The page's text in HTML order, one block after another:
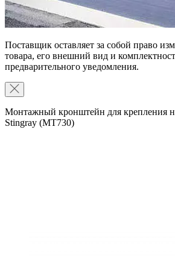
Поставщик оставляет за собой право
товара, его внешний вид и
предварительного уведомления.
Монтажный кронштейн для крепления
Stingray (MT730)